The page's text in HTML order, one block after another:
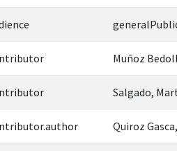
Muñoz
Salgado,
Quiroz